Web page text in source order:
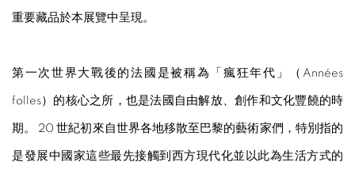
重要藏品於本展覽中呈現。
第一次世界大戰後的法國是被稱為「瘋狂年代」（Années
folles）的核心之所，也是法國自由解放、創作和文化豐饒的時
期。 20 世紀初來自世界各地移散至巴黎的藝術家們，特別指的
是發展中國家這些最先接觸到西方現代化並以此為生活方式的